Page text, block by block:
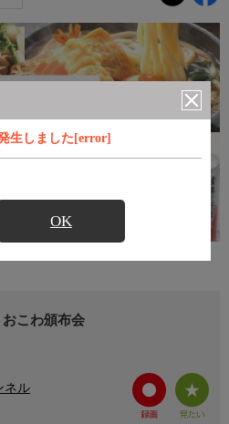
生しました[error]
OK
こわ頒布会
ネル